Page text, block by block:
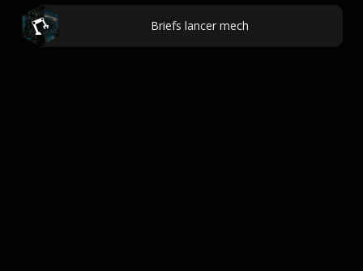
Briefs lancer mech